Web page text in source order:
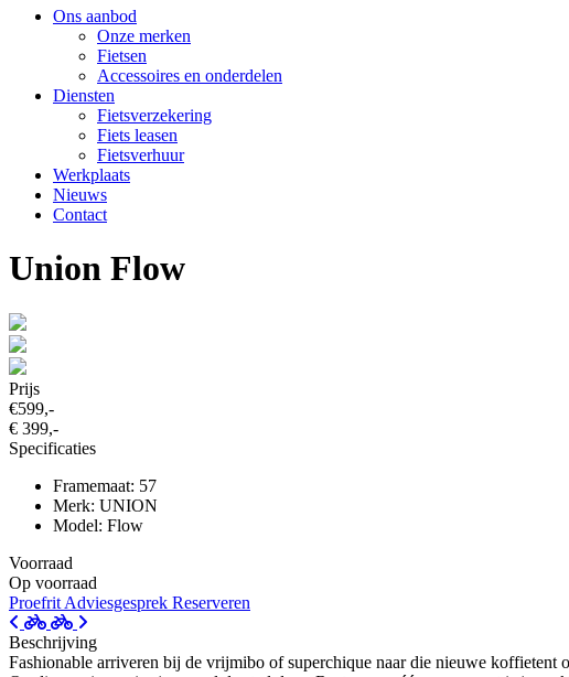
Ons aanbod
Onze merken
Fietsen
Accessoires en onderdelen
Diensten
Fietsverzekering
Fiets leasen
Fietsverhuur
Werkplaats
Nieuws
Contact
Union Flow
Prijs
€599,-
€ 399,-
Specificaties
Framemaat: 57
Merk: UNION
Model: Flow
Voorraad
Op voorraad
Proefrit Adviesgesprek Reserveren
Beschrijving
Fashionable arriveren bij de vrijmibo of superchique naar die nieuwe